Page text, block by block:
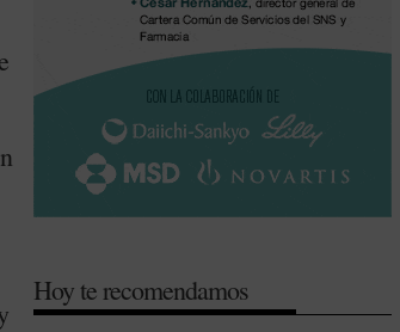
Hoy te recomendamos